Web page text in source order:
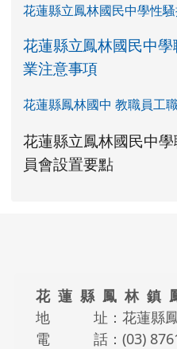
花蓮縣立鳳林國民中學性
花蓮縣立鳳林國民中
業注意事項
花蓮縣鳳林國中 教職員工
link to https://
花蓮縣立鳳林國民中
員會設置要點花蓮縣立
花蓮縣立
link to
link to
花 蓮 縣 鳳 林 鎮
地 址：花蓮縣鳳
電 話：(03)